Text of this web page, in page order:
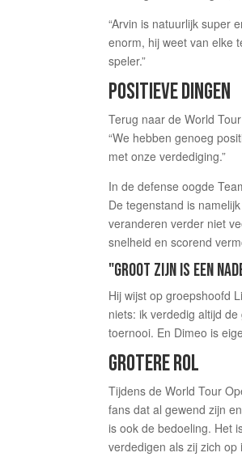
“Arvin is natuurlijk super
enorm, hij weet van elke
speler.”
POSITIEVE DINGEN
Terug naar de World
“We hebben genoeg
met onze verdediging.”
In de defense oogde
De tegenstand is
veranderen verder niet
snelheid en scorend
"GROOT ZIJN IS EEN
Hij wijst op groepshoofd
niets: ik verdedig altijd
toernooi. En Dimeo is
GROTERE ROL
Tijdens de World Tour
fans dat al gewend zijn
is ook de bedoeling. Het
verdedigen als zij zich